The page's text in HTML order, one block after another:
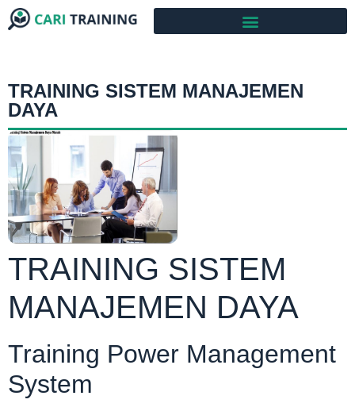
TRAINING SISTEM MANAJEMEN
DAYA
TRAINING SISTEM
MANAJEMEN DAYA
Training Power Management
System